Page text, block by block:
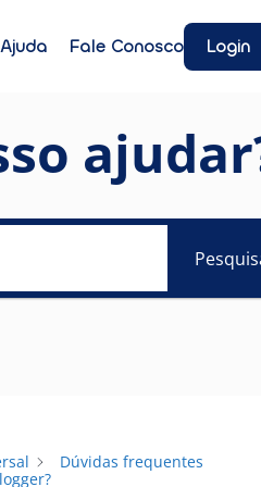
Fale Conosco Login
Dúvidas frequentes